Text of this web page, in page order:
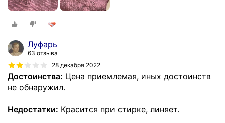
Луфарь
63 отзыва
28 декабря 2022
Достоинства: Цена приемлемая, иных достоинств
не обнаружил.
Недостатки: Красится при стирке, линяет.